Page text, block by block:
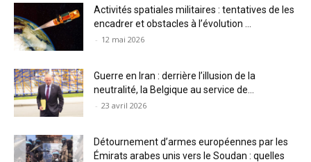
Activités spatiales militaires : tentatives de les
encadrer et obstacles à l’évolution ...
- 12 mai 2026
Guerre en Iran : derrière l’illusion de la
neutralité, la Belgique au service de...
- 23 avril 2026
Détournement d’armes européennes par les
Émirats arabes unis vers le Soudan : quelles